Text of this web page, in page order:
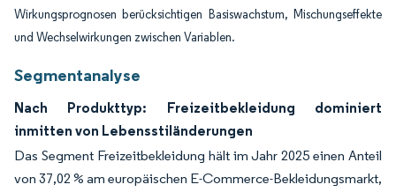
Wirkungsprognosen berücksichtigen Basiswachstum, Mischungseffekte
und Wechselwirkungen zwischen Variablen.
Segmentanalyse
Nach Produkttyp: Freizeitbekleidung dominiert
inmitten von Lebensstiländerungen
Das Segment Freizeitbekleidung hält im Jahr 2025 einen Anteil
von 37,02 % am europäischen E-Commerce-Bekleidungsmarkt,